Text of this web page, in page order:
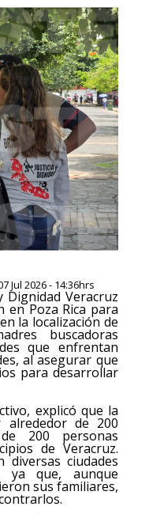
Jul 2026 - 14:36hrs
Dignidad Veracruz
Poza Rica para
la localización de
buscadoras
que enfrentan
al asegurar que
para desarrollar
explicó que la
alrededor de 200
200 personas
de Veracruz.
diversas ciudades
ya que, aunque
sus familiares,